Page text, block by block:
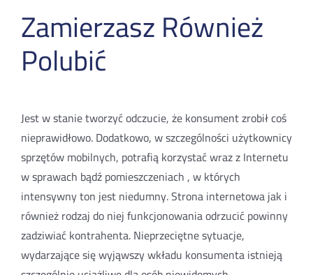
Zamierzasz Również
Polubić
Jest w stanie tworzyć odczucie, że konsument zrobił coś
nieprawidłowo. Dodatkowo, w szczególności użytkownicy
sprzętów mobilnych, potrafią korzystać wraz z Internetu
w sprawach bądź pomieszczeniach , w których
intensywny ton jest niedumny. Strona internetowa jak i
również rodzaj do niej funkcjonowania odrzucić powinny
zadziwiać kontrahenta. Nieprzeciętne sytuacje,
wydarzające się wyjąwszy wkładu konsumenta istnieją